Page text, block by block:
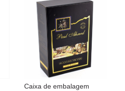
Caixa de embalagem